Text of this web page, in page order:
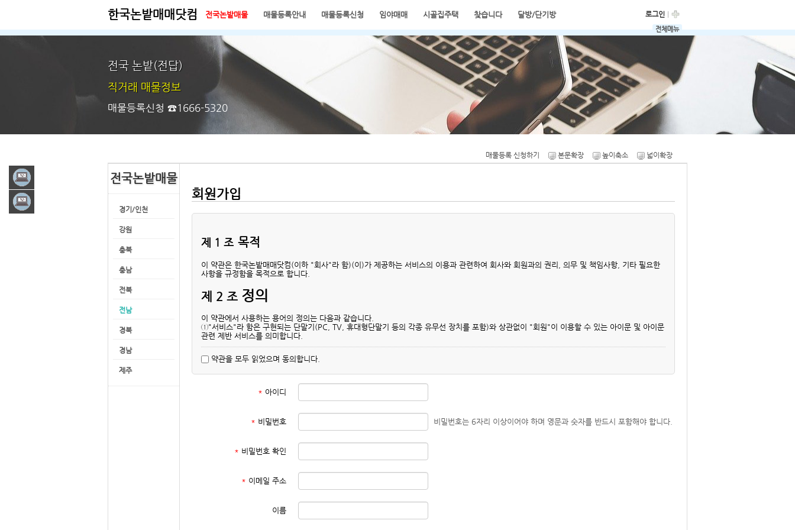
전국 논밭(전답)
직거래 매물정보
매물등록신청 ☎1666-5320
한국논밭매매닷컴 전국논밭매물 매물등록안내 매물등록신청 임야매매 시골집주택 찾습니다 달방/단기방 로그인
시작페이지 즐겨찾기 시골집매매닷컴
임야매매닷컴
전원주택매매닷컴
전체메뉴
넓이확장
높이축소
본문확장
매물등록 신청하기
전국논밭매물
경기/인천
강원
충북
충남
전북
전남
경북
경남
제주
회원가입
제 1 조 목적
이 약관은 한국논밭매매닷컴(이하 "회사"라 함)(이)가 제공하는 서비스의 이용과 관련하여 회사와 회원과의 권리, 의무 및 책임사항, 기타 필요한
사항을 규정함을 목적으로 합니다.
제 2 조 정의
이 약관에서 사용하는 용어의 정의는 다음과 같습니다.
①"서비스"라 함은 구현되는 단말기(PC, TV, 휴대형단말기 등의 각종 유무선 장치를 포함)와 상관없이 "회원"이 이용할 수 있는 아이문 및 아이문
관련 제반 서비스를 의미합니다.
②"회원"이라 함은 회사의 "서비스"에 접속하여 이 약관에 따라 "회사"와 이용계약을 체결하고 "회사"가 제공하는 "서비스"를 이용하는 고객을 말
합니다.
③"아이디(ID)"라 함은 "회원"의 식별과 "서비스" 이용을 위하여 "회원"이 정하고 "회사"가 승인하는 "회원"의 이메일 주소를 의미합니다.
위 항에서 정의되지 않은 이 약관상의 용어의 의미는 일반적인 거래관행에 의합니다.
약관의 게시와 개정
①"회사"는 이 약관의 내용을 "회원"이 쉽게 알 수 있도록 서비스 초기 화면에 게시합니다.
②"회사"는 "약관의규제에관한법률", "정보통신망이용촉진및정보보호등에관한법률(이하 "정보통신망법")" 등 관련법을 위배하지 않는 범위에서
터 적용일자 전일까지 공지합니다. 다만, 회원에게 불리한 약관의 개정의 경우에는 공지 외에 일정기간 서비스내 전자우편, 전자쪽지, 로그인시 동
의창 등의 전자적 수단을 통해 따로 명확히 통지하도록 합니다.
명확하게 공지 또는 통지하였음에도 회원이 명시적으로 거부의 의사표시를 하지 아니한 경우 회원이 개정약관에 동의한 것으로 봅니다.
⑤회원이 개정약관의 적용에 동의하지 않는 경우 회사는 개정 약관의 내용을 적용할 수 없으며, 이 경우 회원은 이용계약을 해지할 수 있습니다. 다
만, 기존 약관을 적용할 수 없는 특별한 사정이 있는 경우에는 회사는 이용계약을 해지할 수 있습니다.
약관을 모두 읽었으며 동의합니다.
* 아이디
* 비밀번호 비밀번호는 6자리 이상이어야 하며 영문과 숫자를 반드시 포함해야 합니다.
* 비밀번호 확인
* 이메일 주소
이름